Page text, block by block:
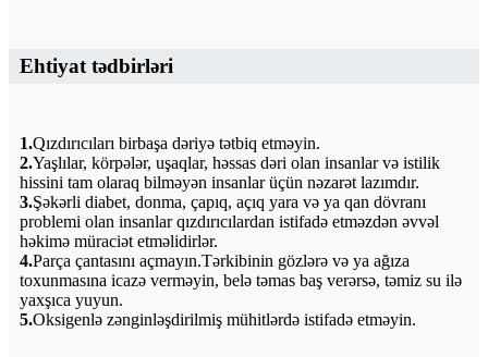
Ehtiyat tədbirləri
1.Qızdırıcıları birbaşa dəriyə tətbiq etməyin.
2.Yaşlılar, körpələr, uşaqlar, həssas dəri olan insanlar və istilik
hissini tam olaraq bilməyən insanlar üçün nəzarət lazımdır.
3.Şəkərli diabet, donma, çapıq, açıq yara və ya qan dövranı
problemi olan insanlar qızdırıcılardan istifadə etməzdən əvvəl
həkimə müraciət etməlidirlər.
4.Parça çantasını açmayın.Tərkibinin gözlərə və ya ağıza
toxunmasına icazə verməyin, belə təmas baş verərsə, təmiz su ilə
yaxşıca yuyun.
5.Oksigenlə zənginləşdirilmiş mühitlərdə istifadə etməyin.